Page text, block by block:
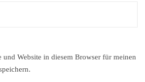
und Website in diesem Browser für meinen